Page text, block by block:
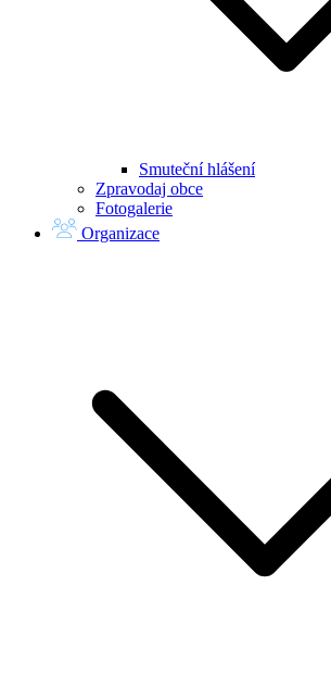
Smuteční hlášení
Zpravodaj obce
Fotogalerie
Organizace